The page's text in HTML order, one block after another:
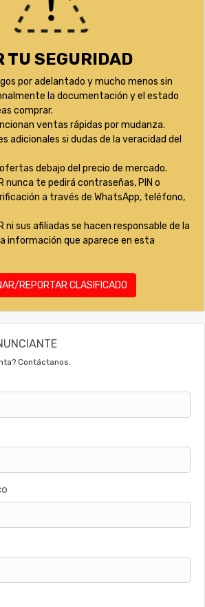
TU SEGURIDAD
por adelantado y mucho menos sin
la documentación y el estado
comprar.
ventas rápidas por mudanza.
adicionales si dudas de la veracidad del
debajo del precio de mercado.
nunca te pedirá contraseñas, PIN o
a través de WhatsApp, teléfono,
ni sus afiliadas se hacen responsable de la
información que aparece en esta
REPORTAR CLASIFICADO
Contáctanos.